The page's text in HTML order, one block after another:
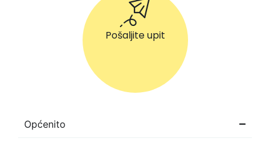
Pošaljite upit
Općenito